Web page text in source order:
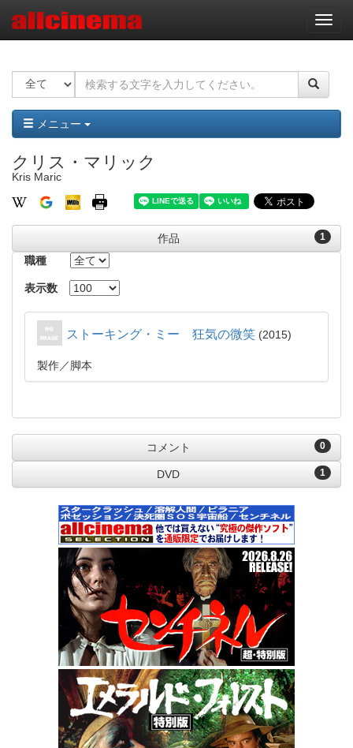
ナ
ビ
ー
ョ
ン
メニュー
クリス・マリック
Kris Maric
1
作品
職種
表示数
ストーキング・ミー 狂気の微笑 2015
製作 脚本
0
コメント
1
DVD